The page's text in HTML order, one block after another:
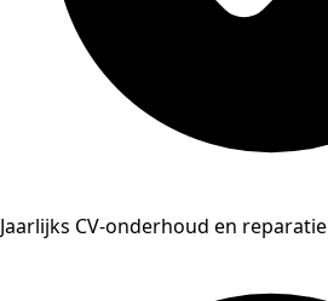
Jaarlijks CV-onderhoud en reparatie